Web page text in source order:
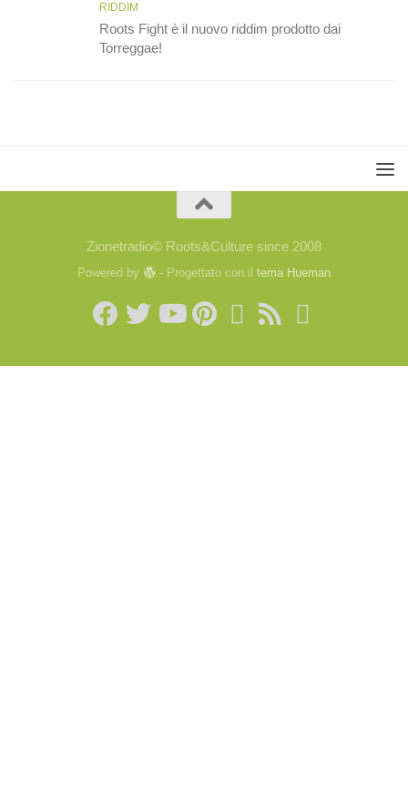
RIDDIM
Roots Fight è il nuovo riddim prodotto dai
Torreggae!
Zionetradio© Roots&Culture since 2008
Powered by - Progettato con il tema Hueman